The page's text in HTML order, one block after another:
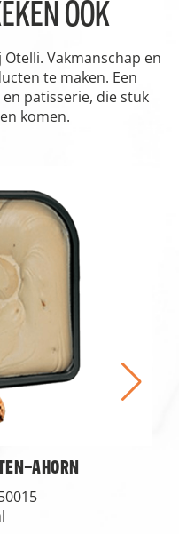
OOK
Vakmanschap en
te maken. Een
patisserie, die stuk
komen.
ahorn